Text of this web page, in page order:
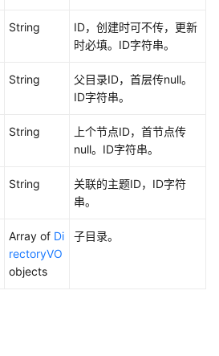
String
ID，创建时可不传，更新
时必填。ID字符串。
String
父目录ID，首层传null。
ID字符串。
String
上个节点ID，首节点传
null。ID字符串。
String
关联的主题ID，ID字符
串。
Array of Di
rectoryVO
objects
子目录。